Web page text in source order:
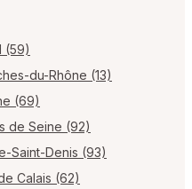
(59)
du-Rhône (13)
(69)
de Seine (92)
Saint-Denis (93)
Calais (62)